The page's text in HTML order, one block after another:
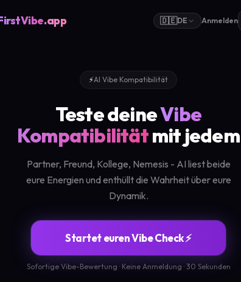
.app 🇩🇪DE Anmelden
⚡AI Vibe Kompatibilität
Teste deineVibe
Kompatibilitätmit jedem
Partner, Freund, Kollege, Nemesis - AI liest beide
eure Energien und enthüllt die Wahrheit über eure
Dynamik.
Startet euren Vibe Check ⚡
Sofortige Vibe-Bewertung · Keine Anmeldung · 30 Sekunden